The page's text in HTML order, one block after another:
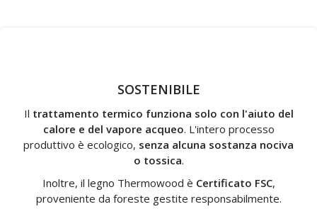
SOSTENIBILE
Il trattamento termico funziona solo con l'aiuto del
calore e del vapore acqueo. L'intero processo
produttivo è ecologico, senza alcuna sostanza nociva
o tossica.
Inoltre, il legno Thermowood è Certificato FSC,
proveniente da foreste gestite responsabilmente.